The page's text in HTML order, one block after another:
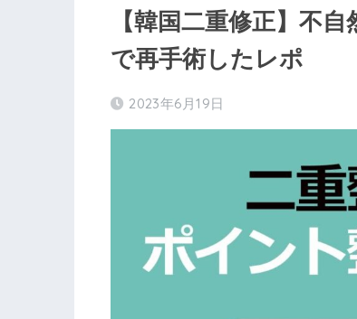
【韓国二重修正】不
で再手術したレポ
2023年6月19日